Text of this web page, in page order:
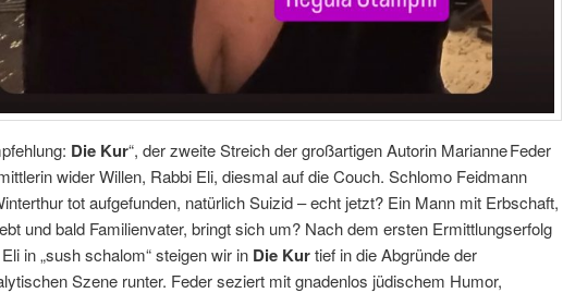
Die Kur“, der zweite Streich der großartigen Autorin Marianne Feder
wider Willen, Rabbi Eli, diesmal auf die Couch. Schlomo Feidmann
tot aufgefunden, natürlich Suizid – echt jetzt? Ein Mann mit Erbschaft,
und bald Familienvater, bringt sich um? Nach dem ersten Ermittlungserfolg
in „sush schalom“ steigen wir in Die Kurtief in die Abgründe der
Szene runter. Feder seziert mit gnadenlos jüdischem Humor,